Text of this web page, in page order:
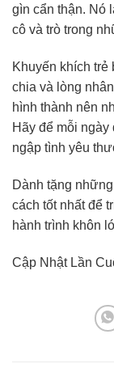
gìn cẩn thận. Nó
cô và trò trong
Khuyến khích trẻ
chia và lòng
hình thành nên
Hãy để mỗi
ngập tình yêu
Dành tặng những
cách tốt nhất để
hành trình khôn
Cập Nhật Lần